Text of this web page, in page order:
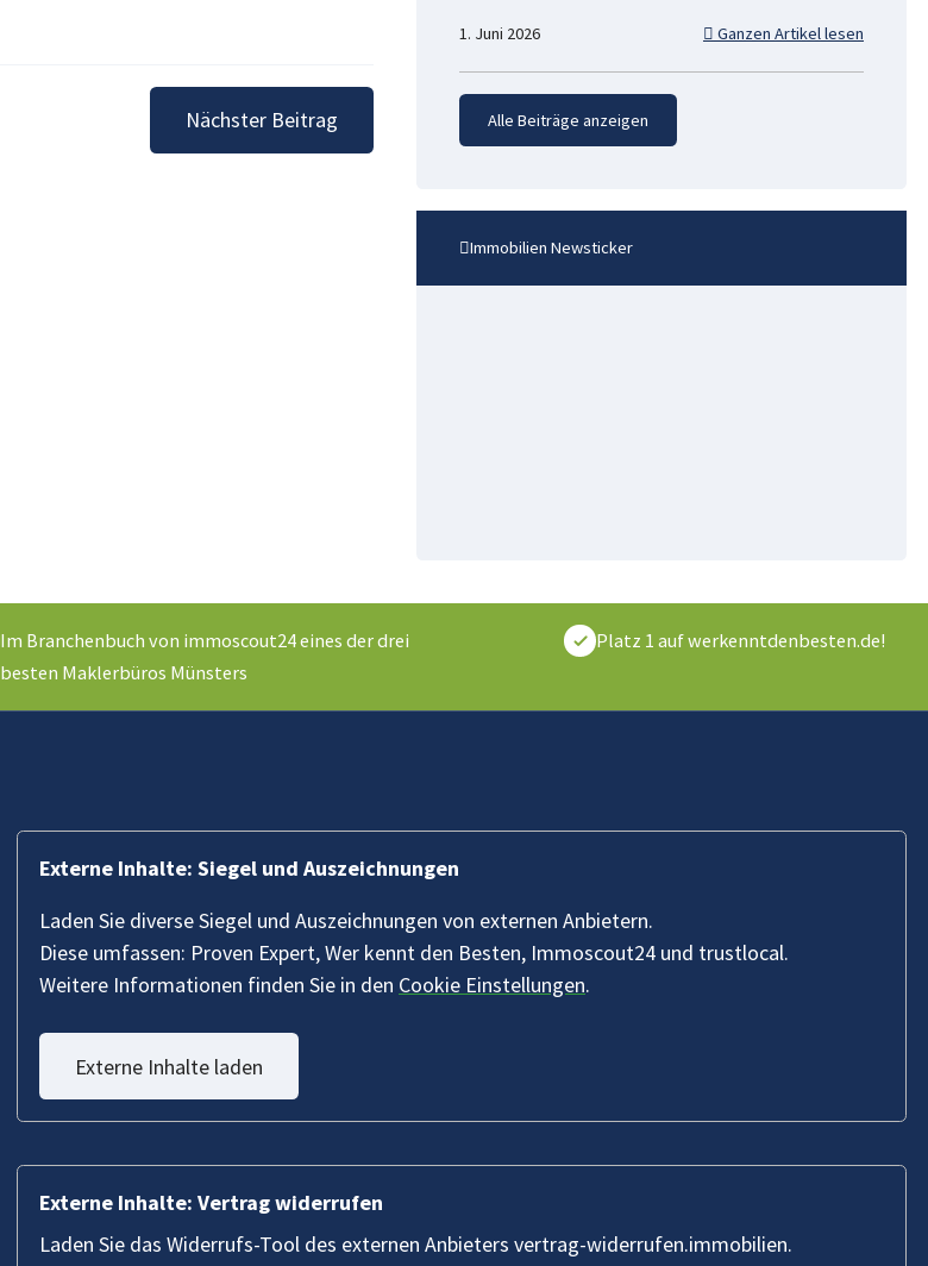
Nächster Beitrag
1. Juni 2026 Ganzen Artikel lesen
Alle Beiträge anzeigen
Immobilien Newsticker
Im Branchenbuch von immoscout24 eines der drei
besten Maklerbüros Münsters
Platz 1 auf werkenntdenbesten.de!
Externe Inhalte: Siegel und Auszeichnungen
Laden Sie diverse Siegel und Auszeichnungen von externen Anbietern.
Diese umfassen: Proven Expert, Wer kennt den Besten, Immoscout24 und trustlocal.
Weitere Informationen finden Sie in den Cookie Einstellungen.
Externe Inhalte laden
Externe Inhalte: Vertrag widerrufen
Laden Sie das Widerrufs-Tool des externen Anbieters vertrag-widerrufen.immobilien.